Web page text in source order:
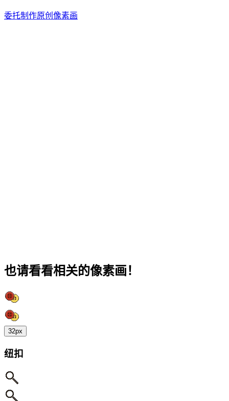
委托制作原创像素画
也请看看相关的像素画！
32px
纽扣